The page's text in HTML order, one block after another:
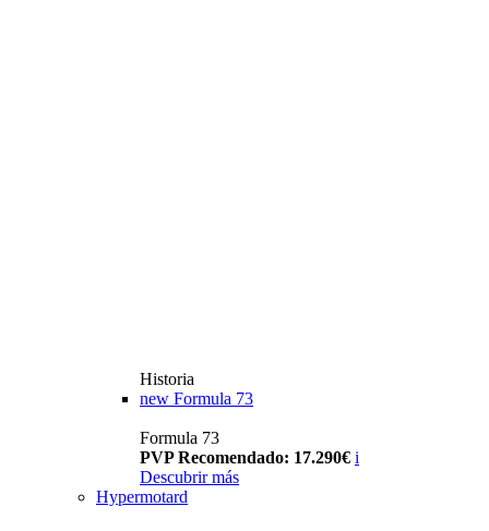
Historia
new Formula 73
Formula 73
PVP Recomendado: 17.290€ i
Descubrir más
Hypermotard